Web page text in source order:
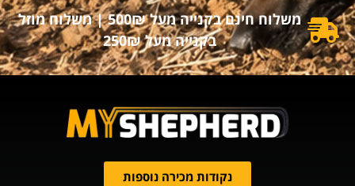
משלוח חינם בקנייה מעל 500₪ | משלוח מוזל
בקנייה מעל 250₪
נקודות מכירה נוספות